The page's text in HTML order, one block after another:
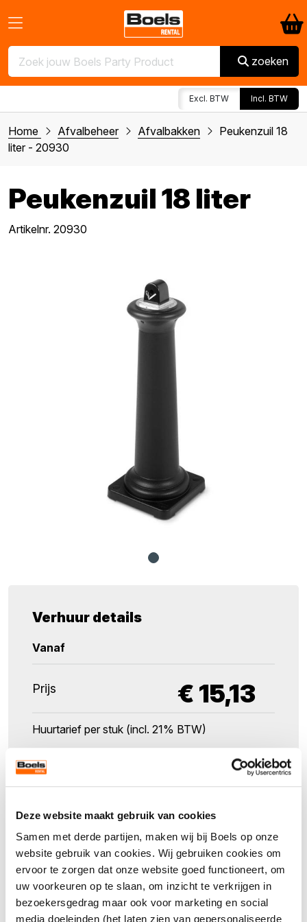
Deze website maakt gebruik van cookies
Samen met derde partijen, maken wij bij Boels op onze
website gebruik van cookies. Wij gebruiken cookies om
ervoor te zorgen dat onze website goed functioneert, om
uw voorkeuren op te slaan, om inzicht te verkrijgen in
bezoekersgedrag maar ook voor marketing en social
media doeleinden (het laten zien van gepersonaliseerde
zoeken
Excl. BTW Incl. BTW
Home Afvalbeheer Afvalbakken
Peukenzuil 18
liter - 20930
Peukenzuil 18 liter
Artikelnr. 20930
Verhuur details
Vanaf
Prijs € 15,13
Huurtarief per stuk (incl. 21% BTW)
Maak een keuze
Direct aanvragen